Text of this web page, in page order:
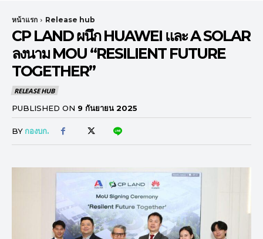
หน้าแรก Release hub
CP LAND ผนึก HUAWEI และ A SOLAR
ลงนาม MOU “RESILIENT FUTURE
TOGETHER”
RELEASE HUB
PUBLISHED ON 9 กันยายน 2025
BY กองบก.